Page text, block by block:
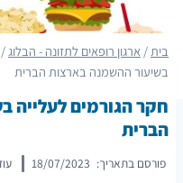
בית/ ארגון רופאים לתזונה - הבלוג/
בשיעור ההשמנה בארצות הברית
חקר הגורמים לעלייה
הברית
פורסם בתאריך: 18/07/2023